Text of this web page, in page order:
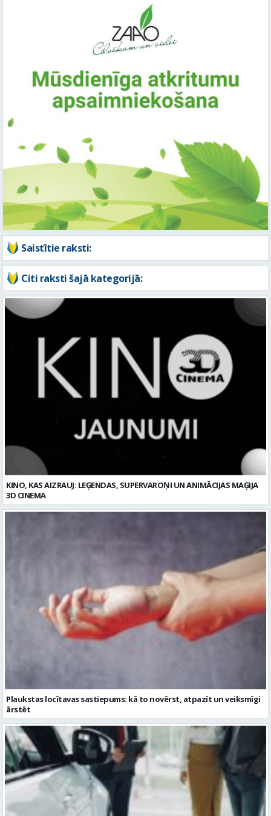
Saistītie raksti:
Citi raksti šajā kategorijā:
KINO, KAS AIZRAUJ: LEĢENDAS, SUPERVAROŅI UN ANIMĀCIJAS MAĢIJA
3D CINEMA
Plaukstas locītavas sastiepums: kā to novērst, atpazīt un veiksmīgi
ārstēt